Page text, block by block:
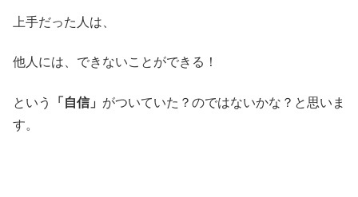
上手だった人は、
他人には、できないことができる！
という 「自信」 がついていた？のではないかな？と思いま
す。